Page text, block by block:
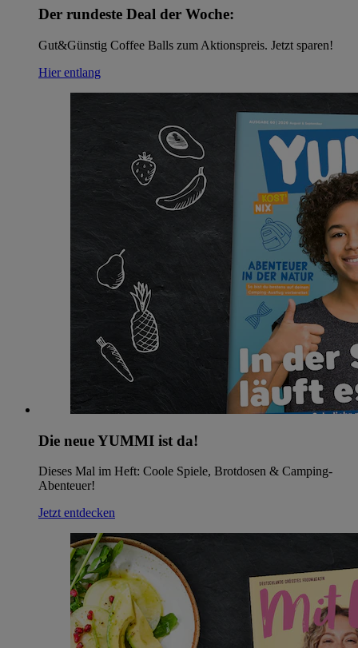
Der rundeste Deal der Woche:
Gut&Günstig Coffee Balls zum Aktionspreis. Jetzt sparen!
Hier entlang
Die neue YUMMI ist da!
Dieses Mal im Heft: Coole Spiele, Brotdosen & Camping-
Abenteuer!
Jetzt entdecken